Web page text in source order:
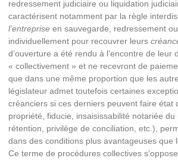
redressement judiciaire ou liquidation
caractérisent notamment par la règle
l’entreprise en sauvegarde, redressement
individuellement pour recouvrer leurs
d’ouverture a été rendu à l’encontre de leur
« collectivement » et ne recevront de
que dans une même proportion que les
législateur admet toutefois certaines
créanciers si ces derniers peuvent faire état
propriété, fiducie, insaisissabilité notariée
rétention, privilège de conciliation, etc.),
dans des conditions plus avantageuses que
Ce terme de procédures collectives